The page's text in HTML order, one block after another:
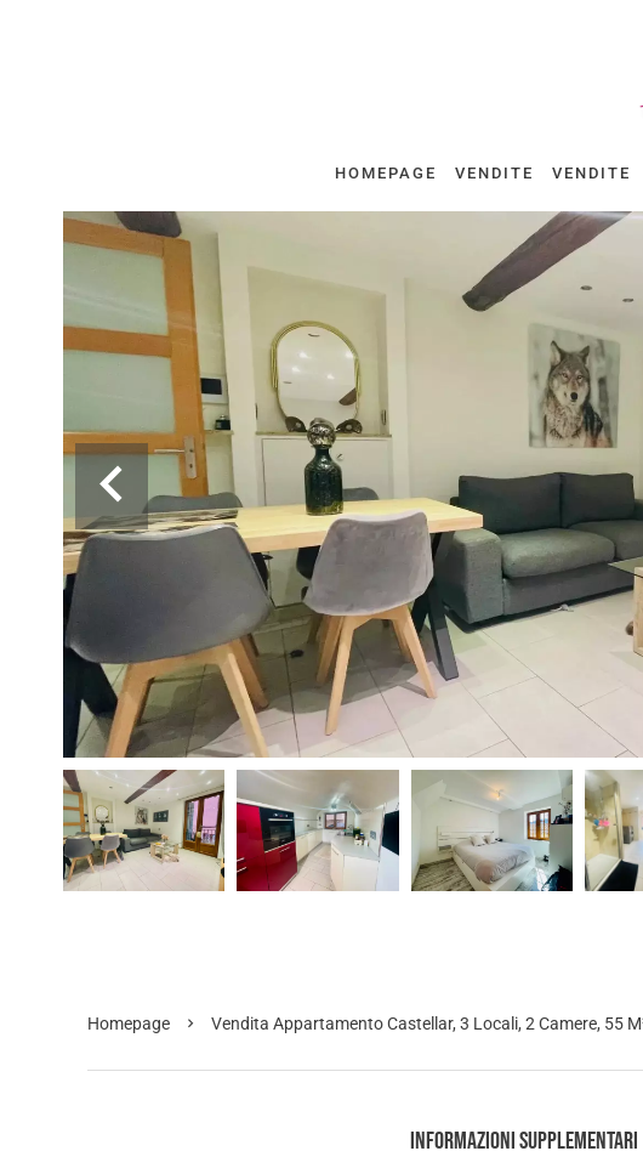
HOMEPAGE VENDITE VENDITE
Homepage Vendita Appartamento Castellar, 3 Locali, 2 Camere, 55
Informazioni supplementari